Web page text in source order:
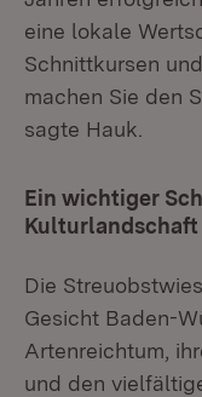
eine lokale
Schnittkursen
machen Sie den
sagte Hauk.
Ein wichtiger
Kulturlandschaft
Die
Gesicht Baden-
Artenreichtum,
und den